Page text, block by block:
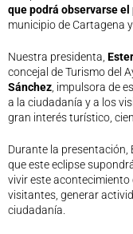
que podrá observarse
municipio de Cartagena
Nuestra presidenta,
concejal de Turismo del
Sánchez , impulsora de
a la ciudadanía y a los
gran interés turístico,
Durante la
que este eclipse
vivir este
visitantes, generar
ciudadanía.